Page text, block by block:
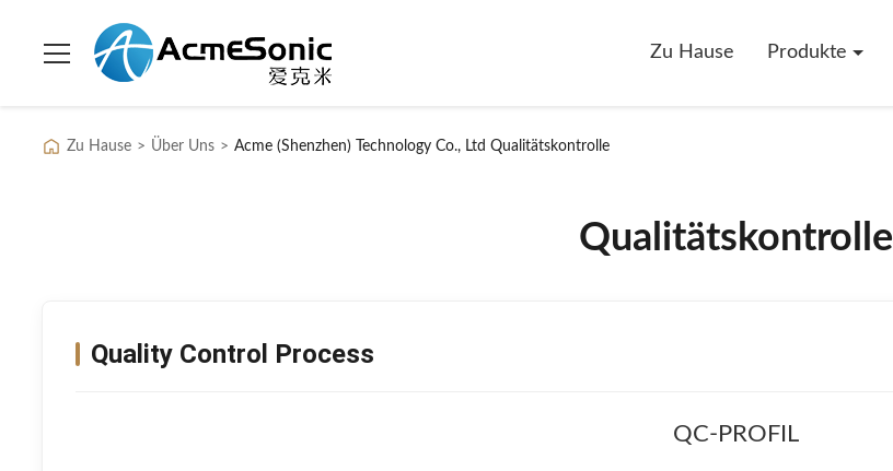
Zu Hause Produkte
Zu Hause > Über Uns > Acme (Shenzhen) Technology Co., Ltd Qualitätskontrolle
Qualitätskontrolle
Quality Control Process
QC-PROFIL